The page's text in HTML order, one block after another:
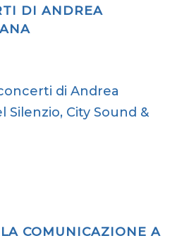
DI ANDREA
di Andrea
Silenzio, City Sound &
COMUNICAZIONE A